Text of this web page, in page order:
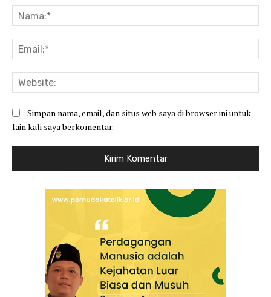
Simpan nama, email, dan situs web saya di browser ini untuk
lain kali saya berkomentar.